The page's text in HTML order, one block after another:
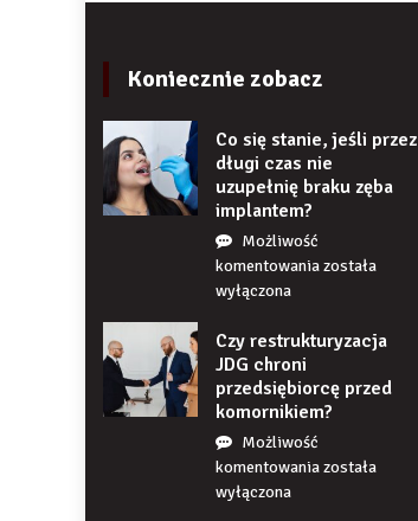
Koniecznie zobacz
Co się stanie, jeśli przez
długi czas nie
uzupełnię braku zęba
implantem?
Możliwość
komentowaniaCo
jeśli
długi
czas
uzupełnię
została
wyłączona
Czy restrukturyzacja
JDG chroni
przedsiębiorcę przed
komornikiem?
Możliwość
komentowaniaCzy
została
wyłączona